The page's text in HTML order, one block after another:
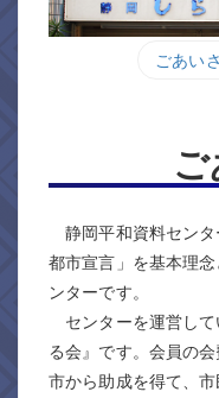
ごあい
静岡平和資料センタ
都市宣言」を基本理
ンターです。
センターを運営して
る会』です。会員の
市から助成を得て、